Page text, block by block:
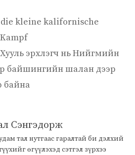
kleine kalifornische
эрхлэгч нь Нийгмийн
байшингийн шалан дээр
байна
Сэнгэдорж
тал нутгаас гаралтай би дэлхий
өгүүлэхэд сэтгэл зүрхээ